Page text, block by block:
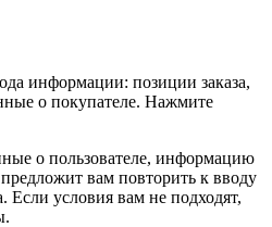
информации: позиции заказа,
о покупателе. Нажмите
о пользователе, информацию
вам повторить к вводу
Если условия вам не подходят,